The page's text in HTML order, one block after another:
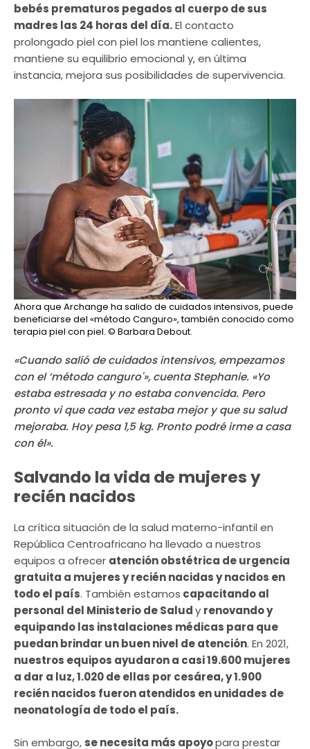
bebés prematuros pegados al cuerpo de sus
madres las 24 horas del día.El contacto
prolongado piel con piel los mantiene calientes,
mantiene su equilibrio emocional y, en última
instancia, mejora sus posibilidades de supervivencia.
Ahora que Archange ha salido de cuidados intensivos, puede
beneficiarse del «método Canguro», también conocido como
terapia piel con piel. © Barbara Debout.
«Cuando salió de cuidados intensivos, empezamos
con el ‘método canguro'», cuenta Stephanie. «Yo
estaba estresada y no estaba convencida. Pero
pronto vi que cada vez estaba mejor y que su salud
mejoraba. Hoy pesa 1,5 kg. Pronto podré irme a casa
con él».
Salvando la vida de mujeres y
recién nacidos
La crítica situación de la salud materno-infantil en
República Centroafricano ha llevado a nuestros
equipos a ofrecer atención obstétrica de urgencia
gratuita a mujeres y recién nacidas y nacidos en
todo el país. También estamos capacitando al
personal del Ministerio de Saludy renovando y
equipando las instalaciones médicas para que
puedan brindar un buen nivel de atención. En 2021,
nuestros equipos ayudaron a casi 19.600 mujeres
a dar a luz, 1.020 de ellas por cesárea, y 1.900
recién nacidos fueron atendidos en unidades de
neonatología de todo el país.
Sin embargo, se necesita más apoyopara prestar